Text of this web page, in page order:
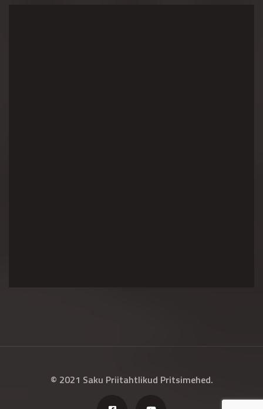
© 2021 Saku Priitahtlikud Pritsimehed.